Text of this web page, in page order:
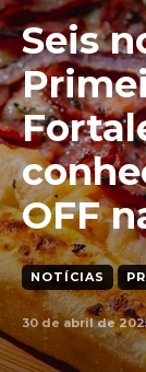
Seis
OFF
NOTÍCIAS
30 de abril de